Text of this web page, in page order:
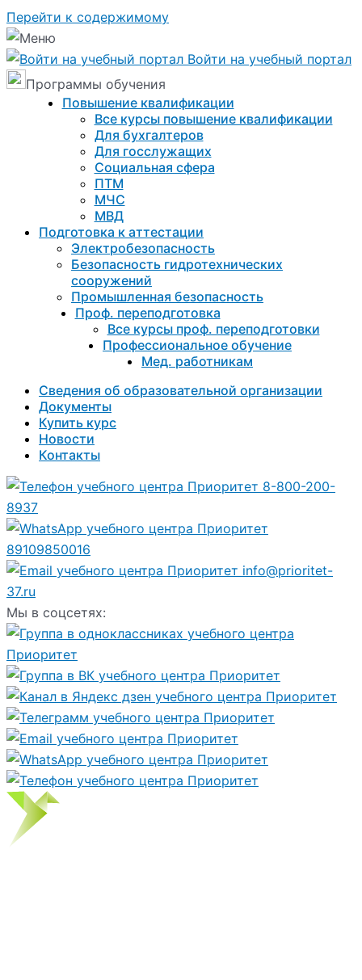
Перейти к содержимому
Войти на учебный портал
Программы обучения
Повышение квалификации
Все курсы повышение квалификации
Для бухгалтеров
Для госслужащих
Социальная сфера
ПТМ
МЧС
МВД
Подготовка к aттестации
Электробезопасность
Безопасность гидротехнических
сооружений
Промышленная безопасность
Проф. переподготовка
Все курсы проф. переподготовки
Профессиональное обучение
Мед. работникам
Сведения об образовательной организации
Документы
Купить курс
Новости
Контакты
8-800-200-
8937
89109850016
info@prioritet-
37.ru
Мы в соцсетях: